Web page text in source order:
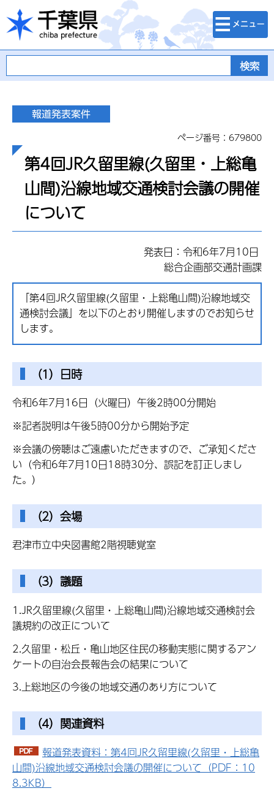
千葉県
検索・メニュ
ー
ページ番号：679800
第4回JR久留里線(久留里・上総亀
山間)沿線地域交通検討会議の開催
について
発表日：令和6年7月10日
総合企画部交通計画課
「第4回JR久留里線(久留里・上総亀山間)沿線地域交
通検討会議」を以下のとおり開催しますのでお知らせ
します。
（1）日時
令和6年7月16日（火曜日）午後2時00分開始
※記者説明は午後5時00分から開始予定
※会議の傍聴はご遠慮いただきますので、ご承知くださ
い（令和6年7月10日18時30分、誤記を訂正しまし
た。）
（2）会場
君津市立中央図書館2階視聴覚室
（3）議題
1.JR久留里線(久留里・上総亀山間)沿線地域交通検討会
議規約の改正について
2.久留里・松丘・亀山地区住民の移動実態に関するアン
ケートの自治会長報告会の結果について
3.上総地区の今後の地域交通のあり方について
（4）関連資料
報道発表資料：第4回JR久留里線(久留里・上総亀
山間)沿線地域交通検討会議の開催について（PDF：10
8.3KB）